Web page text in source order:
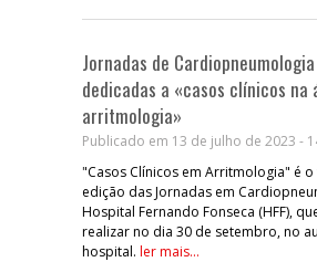
Jornadas de Cardiopneumologia
dedicadas a «casos clínicos na
arritmologia»
Publicado em 13 de julho de 2023 -
"Casos Clínicos em Arritmologia" é o
edição das Jornadas em
Hospital Fernando Fonseca (HFF),
realizar no dia 30 de setembro, no
hospital. ler mais...